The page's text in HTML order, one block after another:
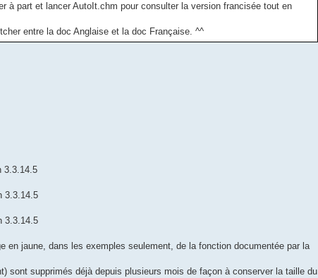
à part et lancer AutoIt.chm pour consulter la version francisée tout en
entre la doc Anglaise et la doc Française. ^^
3.3.14.5
3.3.14.5
3.3.14.5
en jaune, dans les exemples seulement, de la fonction documentée par la
sont supprimés déjà depuis plusieurs mois de façon à conserver la taille du